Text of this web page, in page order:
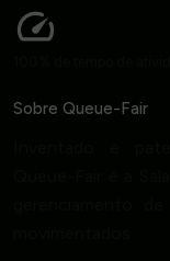
Sobre Queue-Fair